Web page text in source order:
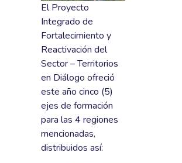
El Proyecto
Integrado de
Fortalecimiento y
Reactivación del
Sector – Territorios
en Diálogo ofreció
este año cinco (5)
ejes de formación
para las 4 regiones
mencionadas,
distribuidos así: